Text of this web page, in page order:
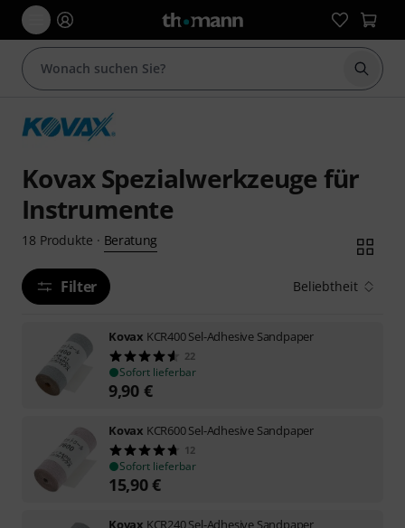
Suche
Kovax Spezialwerkzeuge für
Instrumente
18 Produkte · Beratung
Filter Beliebtheit
Kovax KCR400 Sel-Adhesive Sandpaper
22
Sofort lieferbar
9,90 €
Kovax KCR600 Sel-Adhesive Sandpaper
12
Sofort lieferbar
15,90€
Kovax KCR240 Sel-Adhesive Sandpaper